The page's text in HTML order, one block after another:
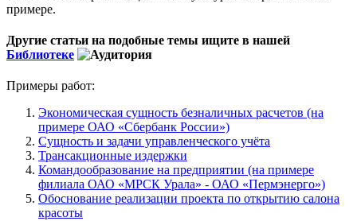
примере.
Другие статьи на подобные темы ищите в нашей
Библиотеке
Примеры работ:
Экономическая сущность безналичных расчетов (на
примере ОАО «Сбербанк России»)
Сущность и задачи управленческого учёта
Трансакционные издержки
Командообразование на предприятии (на примере
филиала ОАО «МРСК Урала» - ОАО «Пермэнерго»)
Обоснование реализации проекта по открытию салона
красоты